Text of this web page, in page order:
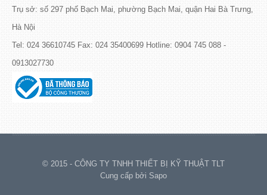
Trụ sở: số 297 phố Bạch Mai, phường Bạch Mai, quận Hai Bà Trưng,
Hà Nội
Tel: 024 36610745 Fax: 024 35400699 Hotline: 0904 745 088 -
0913027730
© 2015 - CÔNG TY TNHH THIẾT BỊ KỸ THUẬT TLT
Cung cấp bởi Sapo